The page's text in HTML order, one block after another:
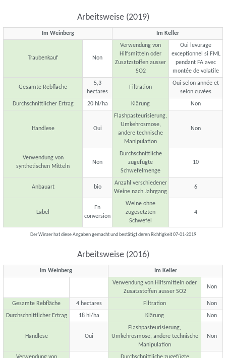
Arbeitsweise (2019)
Im Weinberg Im Keller
Traubenkauf Non
Verwendung von
Hilfsmitteln oder
Zusatzstoffen ausser
SO2
Oui levurage
exceptionnel si FML
pendant FA avec
montée de volatile
Gesamte Rebfläche
5,3
hectares
Filtration
Oui selon année et
selon cuvées
Durchschnittlicher Ertrag
20 hl/ha Klärung Non
Handlese Oui
Flashpasteurisierung,
Umkehrosmose,
andere technische
Manipulation
Non
Verwendung von
synthetischen Mitteln
Non
Durchschnittliche
zugefügte
Schwefelmenge
10
Anbauart bio
Anzahl verschiedener
Weine nach Jahrgang
6
Label
En
conversion
Weine ohne
zugesetzten
Schwefel
4
Der Winzer hat diese Angaben gemacht und bestätigt deren Richtigkeit 07-01-2019
Arbeitsweise (2016)
Im Weinberg
Im Keller
Verwendung von Hilfsmitteln oder
Zusatzstoffen ausser SO2
Non
Gesamte Rebfläche 4 hectares Filtration
Non
Durchschnittlicher Ertrag
18 hl/ha Klärung Non
Handlese Oui
Flashpasteurisierung,
Umkehrosmose, andere technische
Manipulation
Non